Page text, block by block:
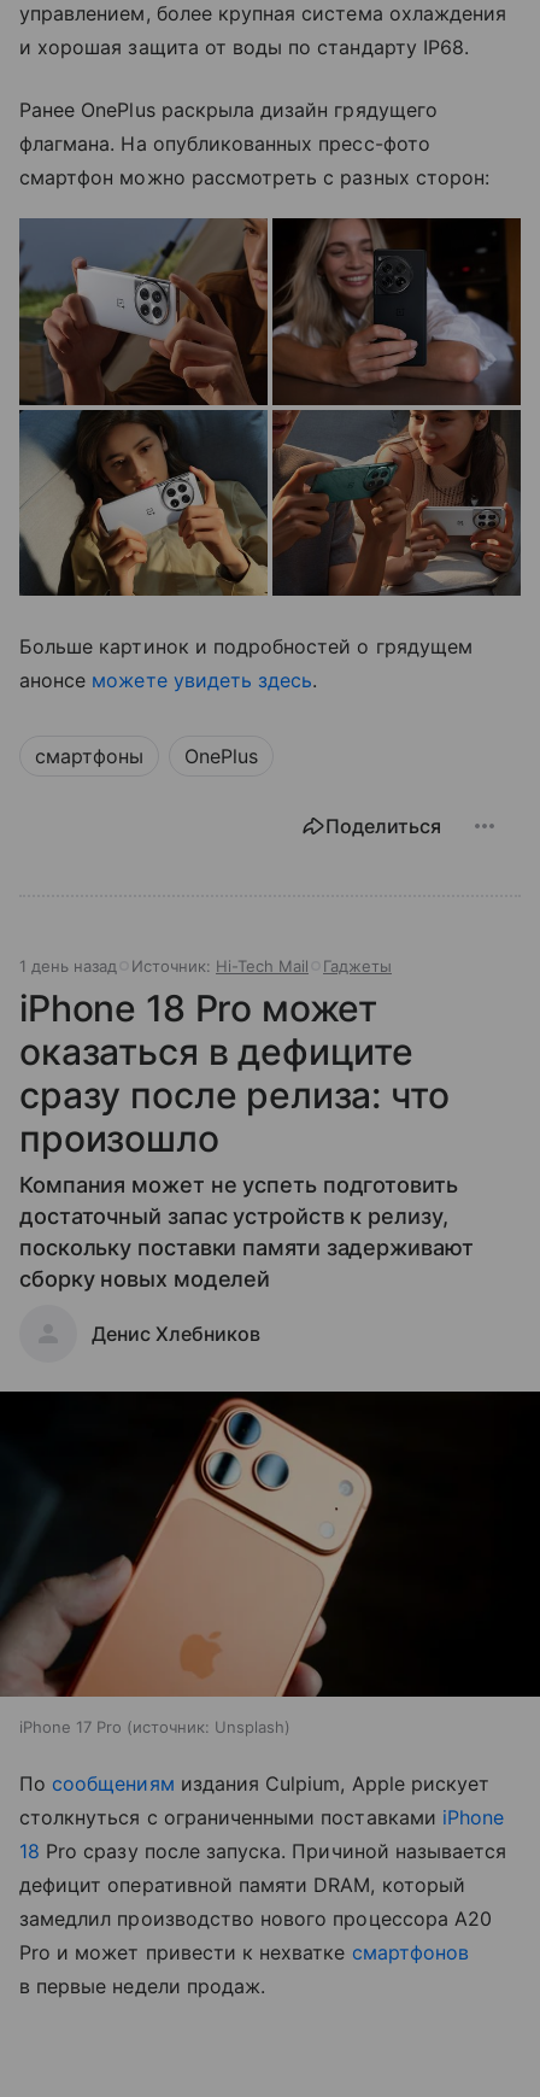
управлением, более крупная система охлаждения
и хорошая защита от воды по стандарту IP68.
Ранее OnePlus раскрыла дизайн грядущего
флагмана. На опубликованных пресс-фото
смартфон можно рассмотреть с разных сторон:
Больше картинок и подробностей о грядущем
анонсе можете увидеть здесь.
смартфоны OnePlus
Поделиться
1 день назад Источник: Hi-Tech Mail Гаджеты
iPhone 18 Pro может
оказаться в дефиците
сразу после релиза: что
произошло
Компания может не успеть подготовить
достаточный запас устройств к релизу,
поскольку поставки памяти задерживают
сборку новых моделей
Денис Хлебников
iPhone 17 Pro источник: Unsplash
По сообщениям издания Culpium, Apple рискует
столкнуться с ограниченными поставками iPhone
18 Pro сразу после запуска. Причиной называется
дефицит оперативной памяти DRAM, который
замедлил производство нового процессора A20
Pro и может привести к нехватке смартфонов
в первые недели продаж.